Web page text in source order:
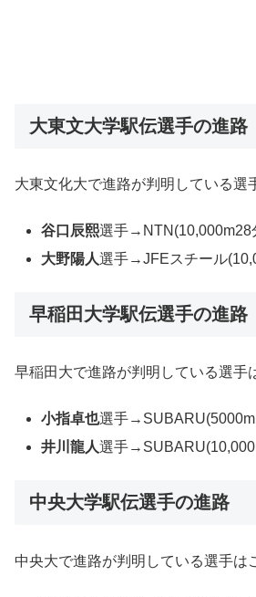
大東文大学駅伝選手の進路
大東文化大で進路が判明している選
谷口 辰熙選手→NTN(10,000m28
大野陽人選手→JFEスチール
早稲田大学駅伝選手の進路
早稲田大で進路が判明している選手
小指卓也選手
井川龍人選手
中央大学駅伝選手の進路
中央大で進路が判明している選手は